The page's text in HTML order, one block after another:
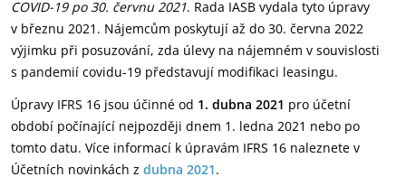
COVID-19 po 30. červnu 2021. Rada IASB vydala tyto úpravy
v březnu 2021. Nájemcům poskytují až do 30. června 2022
výjimku při posuzování, zda úlevy na nájemném v souvislosti
s pandemií covidu-19 představují modifikaci leasingu.
Úpravy IFRS 16 jsou účinné od 1. dubna 2021 pro účetní
období počínající nejpozději dnem 1. ledna 2021 nebo po
tomto datu. Více informací k úpravám IFRS 16 naleznete v
Účetních novinkách z dubna 2021.